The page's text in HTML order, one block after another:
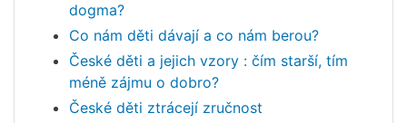
dogma?
Co nám děti dávají a co nám berou?
České děti a jejich vzory : čím starší, tím
méně zájmu o dobro?
České děti ztrácejí zručnost